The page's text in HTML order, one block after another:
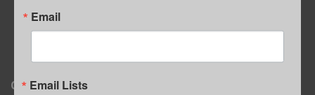
О нас
Email
Email Lists